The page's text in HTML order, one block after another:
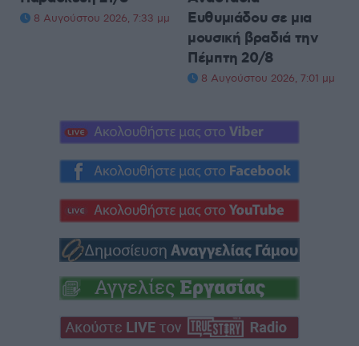
8 Αυγούστου 2026, 7:33 μμ
Ευθυμιάδου σε μια
μουσική βραδιά την
Πέμπτη 20/8
8 Αυγούστου 2026, 7:01 μμ